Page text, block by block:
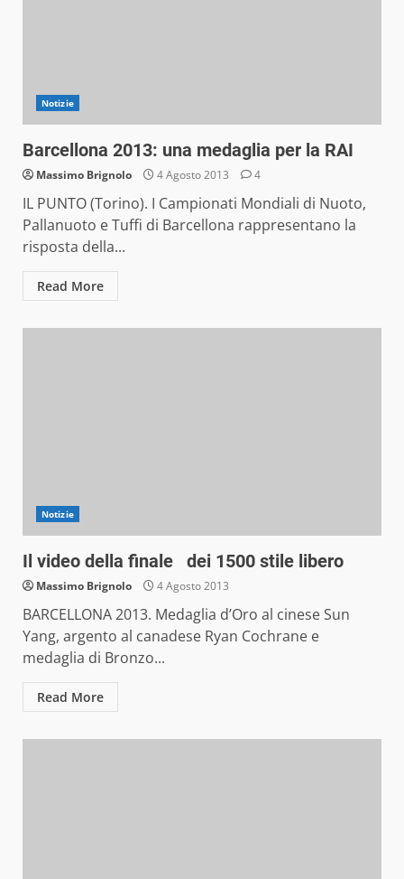
Notizie
Barcellona 2013: una medaglia per la RAI
Massimo Brignolo 4 Agosto 2013 4
IL PUNTO (Torino). I Campionati Mondiali di Nuoto,
Pallanuoto e Tuffi di Barcellona rappresentano la
risposta della...
Read More
Notizie
Il video della finale dei 1500 stile libero
Massimo Brignolo 4 Agosto 2013
BARCELLONA 2013. Medaglia d’Oro al cinese Sun
Yang, argento al canadese Ryan Cochrane e
medaglia di Bronzo...
Read More